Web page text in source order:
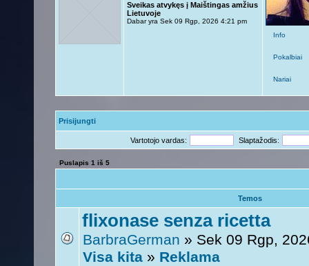
Sveikas atvykęs į Maištingas amžius
Lietuvoje
Dabar yra Sek 09 Rgp, 2026 4:21 pm
Info
Pokalbiai
Nariai
Prisijungti
Vartotojo vardas: Slaptažodis:
Puslapis 1 iš 5
Temos
flixonase senza ricetta
BarbraGerman » Sek 09 Rgp,
Visa kita » Reklama